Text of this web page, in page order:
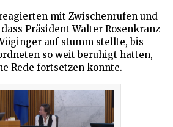
mit Zwischenrufen und
Präsident Walter Rosenkranz
auf stumm stellte, bis
so weit beruhigt hatten,
Rede fortsetzen konnte.